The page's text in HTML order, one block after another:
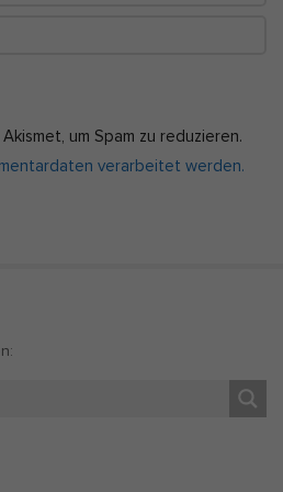
um Spam zu reduzieren.
verarbeitet werden.